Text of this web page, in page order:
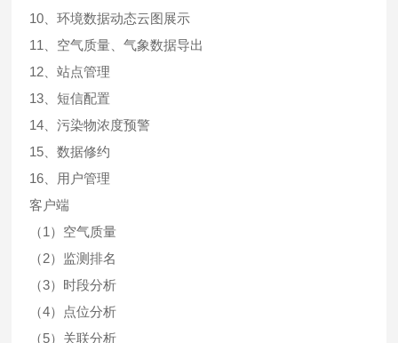
10、环境数据动态云图展示
11、空气质量、气象数据导出
12、站点管理
13、短信配置
14、污染物浓度预警
15、数据修约
16、用户管理
客户端
（1）空气质量
（2）监测排名
（3）时段分析
（4）点位分析
（5）关联分析